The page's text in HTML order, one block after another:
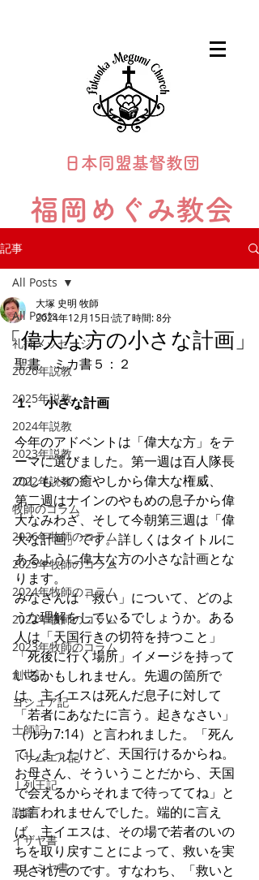
日本同盟基督教団
福岡めぐみ教会
記事
All Posts
礼拝メッセージ
2026年説教
2025年説教
2024年説教
2023年説教
2022年説教
牧師のコラム
2026年牧師のコラム
2025年牧師のコラム
2024年牧師のコラム
2022年牧師のコラム
2023年牧師のコラム
創世記
ヨシュア記
士師記
Ⅰサムエル記
Ⅰ列王記
詩篇
イザヤ書
エレミヤ書
All Posts
「偉大な方の小さな計画」
大塚 史明 牧師
2024年12月15日 読了時間: 8分
聖書 ミカ書５：２
１.　小さな計画
今年のアドベントは「偉大な方」をテ
ーマに選びました。第一週は百人隊長
のしもべの癒やしから偉大な権威、
第二週はナインのやもめの息子から偉
大なみわざ、そして今朝第三週は「偉
大な計画」です。詳しくはタイトルに
あるように偉大な方の小さな計画とな
ります。
みなさんは「救い」について、どのよ
うな理解をしているでしょうか。ある
人は「天国行きの切符を持つこと」
「死後に行く場所」イメージを持って
いるかもしれません。先週の箇所で
は、主イエスは死んだ息子に対して
「若者にあなたに言う。起きなさい」
（ルカ7:14）と言われました。「死ん
でしまったけど、天国行けるからね。
お母さん、そういうことだから、天国
で会えるからそれまで待っててね」と
は言われませんでした。端的に言え
ば、主イエスは、その場で若者のいの
ちを取り戻すことによって、救いを実
現されたのです。すなわち、「救いと